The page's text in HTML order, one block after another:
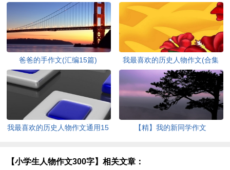
爸爸的手作文(汇编15篇)
我最喜欢的历史人物作文(合集
15篇)
我最喜欢的历史人物作文通用15
【精】我的新同学作文
【小学生人物作文300字】相关文章：